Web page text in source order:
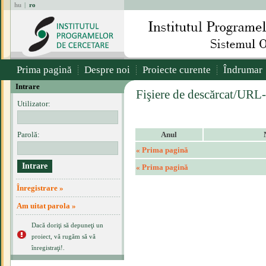
hu | ro
Prima pagină Despre noi Proiecte curente Îndrumar
Intrare
Utilizator:
Parolă:
Înregistrare »
Am uitat parola »
Dacă doriţi să depuneţi un
proiect, vă rugăm să vă
înregistraţi!.
Fişiere de descărcat/
Anul
« Prima pagină
« Prima pagină